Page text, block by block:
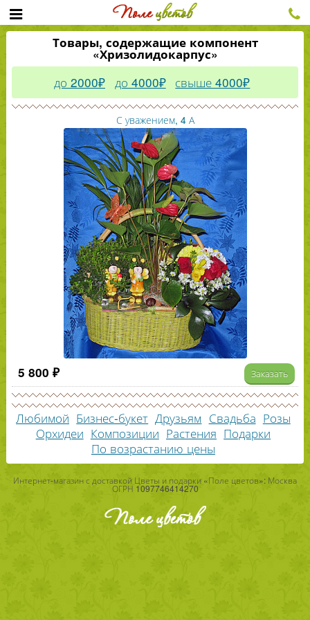
Товары, содержащие компонент
«Хризолидокарпус»
до 2000₽ до 4000₽ свыше 4000₽
С уважением, 4 А
5 800 ₽ Заказать
Любимой Бизнес-букет Друзьям Свадьба Розы
Орхидеи Композиции Растения Подарки
По возрастанию цены
Интернет-магазин с доставкой Цветы и подарки «Поле цветов»: Москва
ОГРН 1097746414270